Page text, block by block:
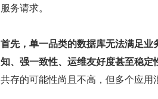
服务请求。
首先，单一品类的数据库无法满足
知、强一致性、运维友好度甚至稳定
共存的可能性尚且不高，但多个应用